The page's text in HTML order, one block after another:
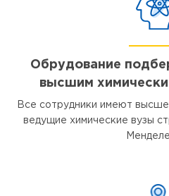
Обрудование
высшим
Все сотрудники имеют
ведущие химические вузы